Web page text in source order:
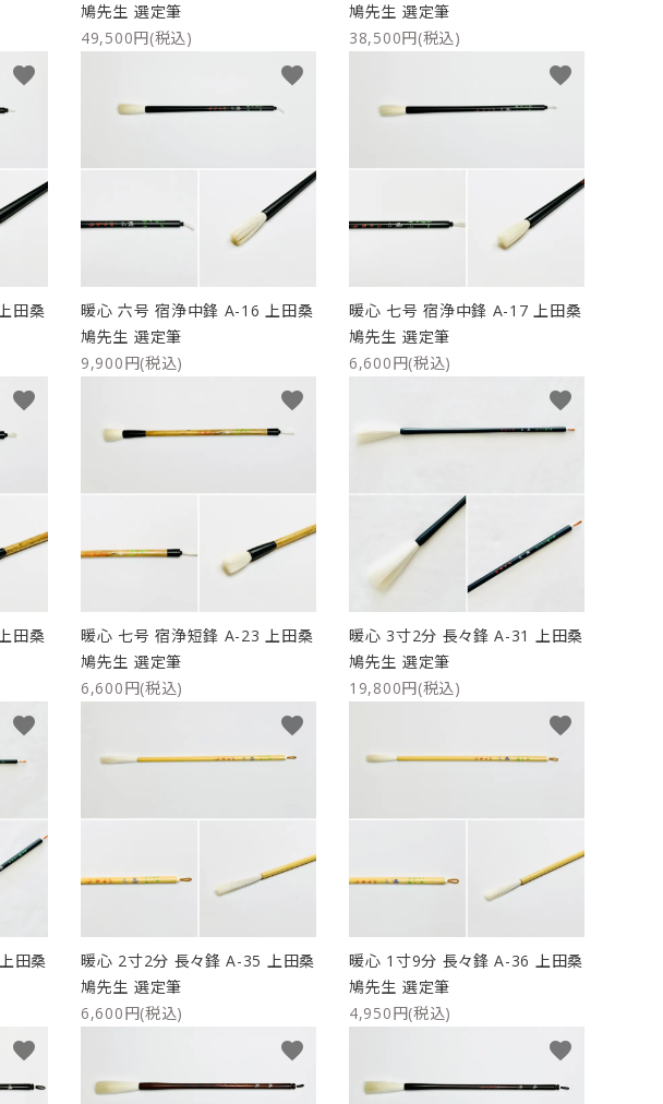
鳩先生 選定筆
49,500円(税込)
鳩先生 選定筆
38,500円(税込)
田桑
favorite
暖心 六号 宿浄中鋒 A-16 上田桑
鳩先生 選定筆
9,900円(税込)
favorite
暖心 七号 宿浄中鋒 A-17 上田桑
鳩先生 選定筆
6,600円(税込)
favorite
田桑
favorite
暖心 七号 宿浄短鋒 A-23 上田桑
鳩先生 選定筆
6,600円(税込)
favorite
暖心 3寸2分 長々鋒 A-31 上田桑
鳩先生 選定筆
19,800円(税込)
favorite
田桑
favorite
暖心 2寸2分 長々鋒 A-35 上田桑
鳩先生 選定筆
6,600円(税込)
favorite
暖心 1寸9分 長々鋒 A-36 上田桑
鳩先生 選定筆
4,950円(税込)
favorite
favorite favorite favorite